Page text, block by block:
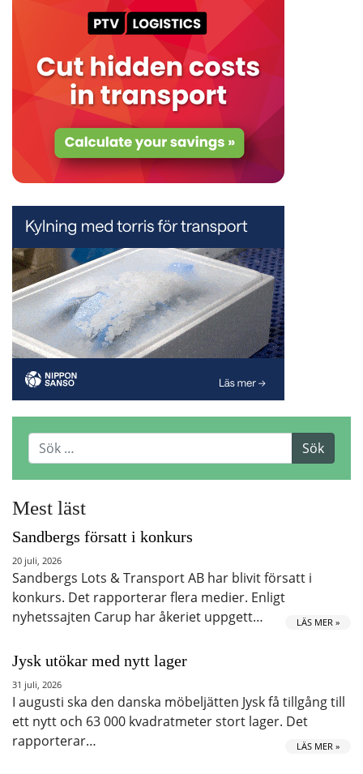
Mest läst
Sandbergs försatt i konkurs
20 juli, 2026
Sandbergs Lots & Transport AB har blivit försatt i
konkurs. Det rapporterar flera medier. Enligt
nyhetssajten Carup har åkeriet uppgett…
LÄS MER »
Jysk utökar med nytt lager
31 juli, 2026
I augusti ska den danska möbeljätten Jysk få tillgång till
ett nytt och 63 000 kvadratmeter stort lager. Det
rapporterar…
LÄS MER »